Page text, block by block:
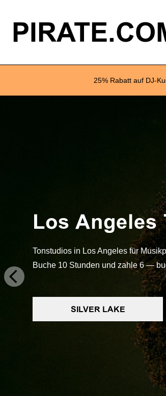
25% Rabatt auf DJ-
Los Angeles
Tonstudios in Los Angeles für
Buche 10 Stunden und zahle 6 —
SILVER LAKE